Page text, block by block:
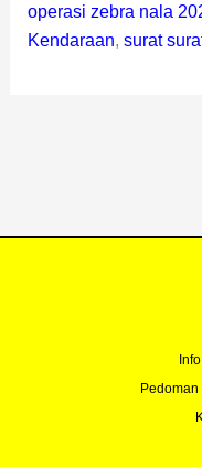
operasi zebra nala
Kendaraan, surat